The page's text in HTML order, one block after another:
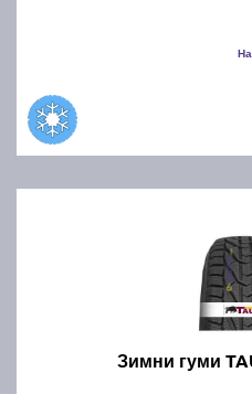
Зимни гуми